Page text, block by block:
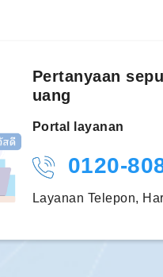
Pertanyaan
uang
Portal layanan
0120-
Layanan Telepon,